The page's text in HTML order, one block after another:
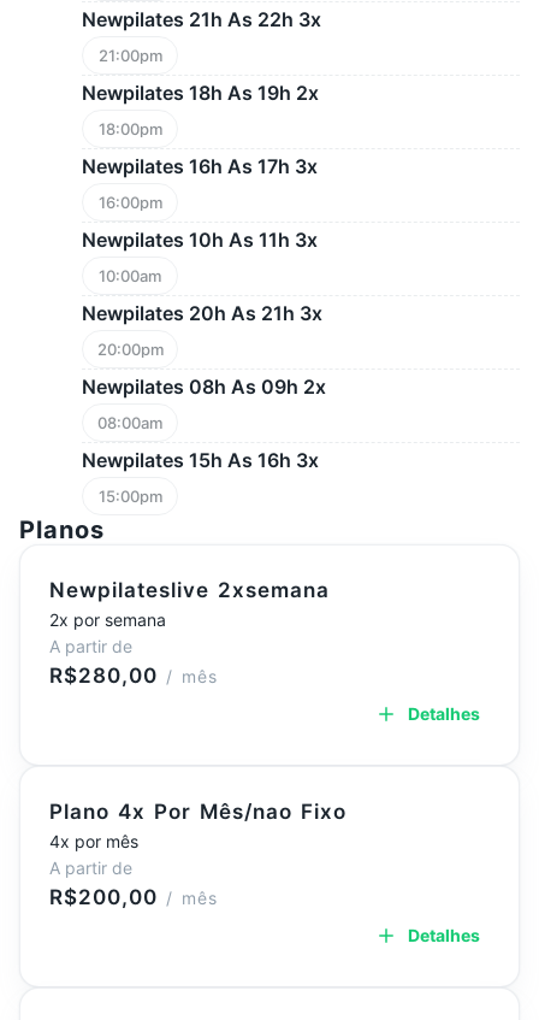
Newpilates 21h As 22h 3x
21:00pm
Newpilates 18h As 19h 2x
18:00pm
Newpilates 16h As 17h 3x
16:00pm
Newpilates 10h As 11h 3x
10:00am
Newpilates 20h As 21h 3x
20:00pm
Newpilates 08h As 09h 2x
08:00am
Newpilates 15h As 16h 3x
15:00pm
Planos
Newpilateslive 2xsemana
2x por semana
A partir de
R$280,00 / mês
Detalhes
Plano 4x Por Mês/nao Fixo
4x por mês
A partir de
R$200,00 / mês
Detalhes